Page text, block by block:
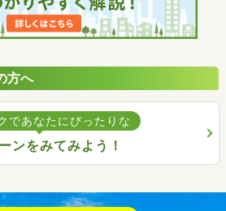
方へ
であなたにぴったりな
ンをみてみよう！